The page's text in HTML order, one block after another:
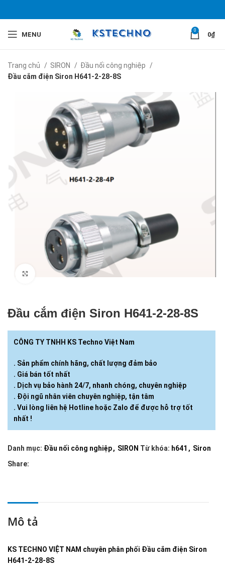
MENU
0
0₫
Trang chủ SIRON
Đầu nối công nghiệp
Đầu cắm điện Siron H641-2-28-8S
Click to enlarge
Đầu cắm điện Siron H641-2-28-8S
CÔNG TY TNHH KS Techno Việt Nam
. Sản phẩm chính hãng, chất lượng đảm bảo
. Giá bán tốt nhất
. Dịch vụ bảo hành 24/7, nhanh chóng, chuyên nghiệp
. Đội ngũ nhân viên chuyên nghiệp, tận tâm
. Vui lòng liên hệ Hotline hoặc Zalo để được hỗ trợ tốt
nhất !
Danh mục: Đầu nối công nghiệp, SIRON Từ khóa: h641 , Siron
Share:
Mô tả
KS TECHNO VIỆT NAM chuyên phân phối Đầu cắm điện Siron
H641-2-28-8S